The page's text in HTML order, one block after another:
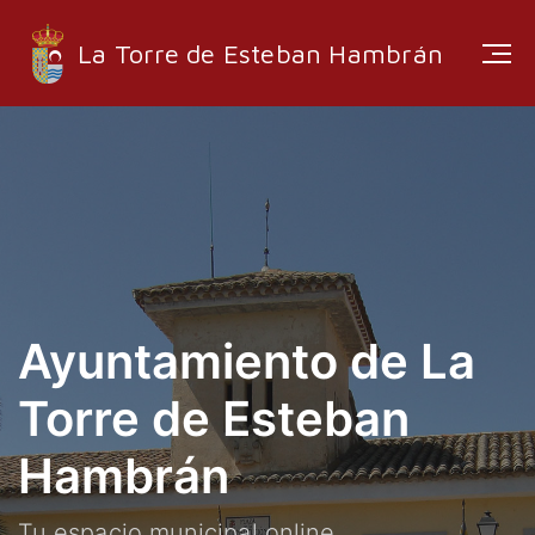
La Torre de Esteban Hambrán
ESTRUCTURA ADMINISTRATIVA
EMPRESAS LOCALES
RUTAS Y SENDEROS
MEDIA
INFORMACIÓN
EMPLEO
Ayuntamiento de La
Torre de Esteban
Hambrán